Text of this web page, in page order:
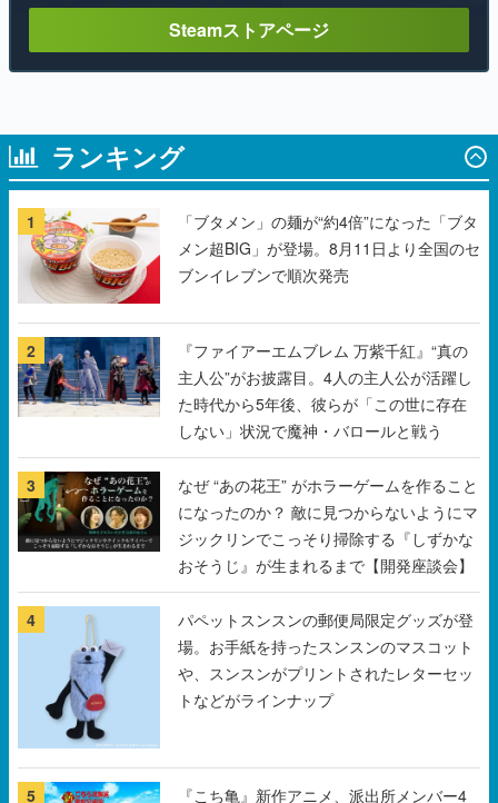
Steamストアページ
ランキング
1
「ブタメン」の麺が“約4倍”になった「ブタ
メン超BIG」が登場。8月11日より全国のセ
ブンイレブンで順次発売
2
『ファイアーエムブレム 万紫千紅』“真の
主人公”がお披露目。4人の主人公が活躍し
た時代から5年後、彼らが「この世に存在
しない」状況で魔神・バロールと戦う
3
なぜ “あの花王” がホラーゲームを作ること
になったのか？ 敵に見つからないようにマ
ジックリンでこっそり掃除する『しずかな
おそうじ』が生まれるまで【開発座談会】
4
パペットスンスンの郵便局限定グッズが登
場。お手紙を持ったスンスンのマスコット
や、スンスンがプリントされたレターセッ
トなどがラインナップ
5 『こち亀』新作アニメ、派出所メンバー4